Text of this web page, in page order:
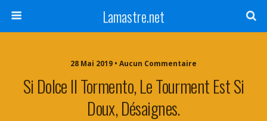
Lamastre.net
28 Mai 2019 • Aucun Commentaire
Si Dolce Il Tormento, Le Tourment Est Si
Doux, Désaignes.